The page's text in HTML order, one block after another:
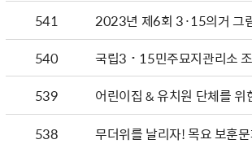
541
2023년 제6회 3·15의거 그
540
국립3˙15민주묘지관리소
539
어린이집 & 유치원 단체를 위
538
무더위를 날리자! 목요 보훈